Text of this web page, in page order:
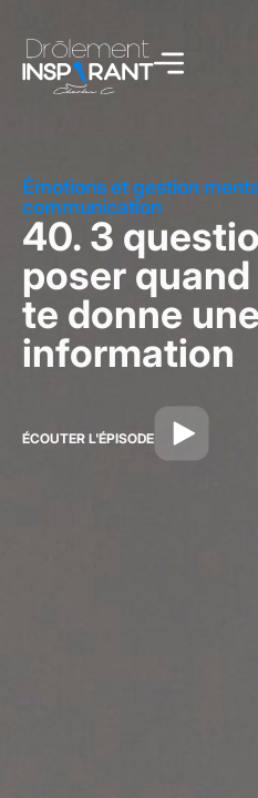
Émotions et gestion
communication
40. 3
poser quand
te donne une
information
ÉCOUTER L'ÉPISODE